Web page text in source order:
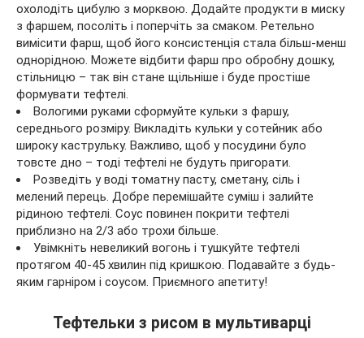
охолодіть цибулю з морквою. Додайте продукти в миску
з фаршем, посоліть і поперчіть за смаком. Ретельно
вимісити фарш, щоб його консистенція стала більш-менш
однорідною. Можете відбити фарш про обробну дошку,
стільницю – так він стане щільніше і буде простіше
формувати тефтелі.
Вологими руками сформуйте кульки з фаршу,
середнього розміру. Викладіть кульки у сотейник або
широку каструльку. Важливо, щоб у посудини було
товсте дно – тоді тефтелі не будуть пригорати.
Розведіть у воді томатну пасту, сметану, сіль і
мелений перець. Добре перемішайте суміш і залийте
рідиною тефтелі. Соус повинен покрити тефтелі
приблизно на 2/3 або трохи більше.
Увімкніть невеликий вогонь і тушкуйте тефтелі
протягом 40-45 хвилин під кришкою. Подавайте з будь-
яким гарніром і соусом. Приємного апетиту!
Тефтельки з рисом в мультиварці